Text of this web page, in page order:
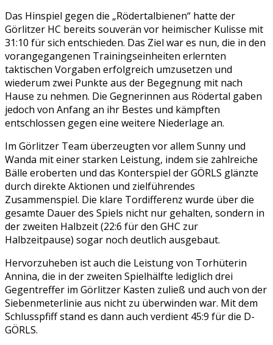
Das Hinspiel gegen die „Rödertalbienen“ hatte der
Görlitzer HC bereits souverän vor heimischer Kulisse mit
31:10 für sich entschieden. Das Ziel war es nun, die in den
vorangegangenen Trainingseinheiten erlernten
taktischen Vorgaben erfolgreich umzusetzen und
wiederum zwei Punkte aus der Begegnung mit nach
Hause zu nehmen. Die Gegnerinnen aus Rödertal gaben
jedoch von Anfang an ihr Bestes und kämpften
entschlossen gegen eine weitere Niederlage an.
Im Görlitzer Team überzeugten vor allem Sunny und
Wanda mit einer starken Leistung, indem sie zahlreiche
Bälle eroberten und das Konterspiel der GÖRLS glänzte
durch direkte Aktionen und zielführendes
Zusammenspiel. Die klare Tordifferenz wurde über die
gesamte Dauer des Spiels nicht nur gehalten, sondern in
der zweiten Halbzeit (22:6 für den GHC zur
Halbzeitpause) sogar noch deutlich ausgebaut.
Hervorzuheben ist auch die Leistung von Torhüterin
Annina, die in der zweiten Spielhälfte lediglich drei
Gegentreffer im Görlitzer Kasten zuließ und auch von der
Siebenmeterlinie aus nicht zu überwinden war. Mit dem
Schlusspfiff stand es dann auch verdient 45:9 für die D-
GÖRLS.